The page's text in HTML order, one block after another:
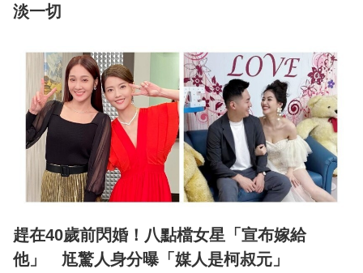
淡一切
趕在40歲前閃婚！八點檔女星「宣布嫁給
他」 尪驚人身分曝「媒人是柯叔元」